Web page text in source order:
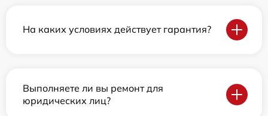
На каких условиях действует гарантия?
Выполняете ли вы ремонт для
юридических лиц?